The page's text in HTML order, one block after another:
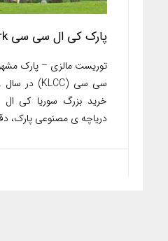
پارک کی ال سی سی KLCC Park
خرید بزرگ سوریا کی
دریاچه ی مصنوعی پارک،